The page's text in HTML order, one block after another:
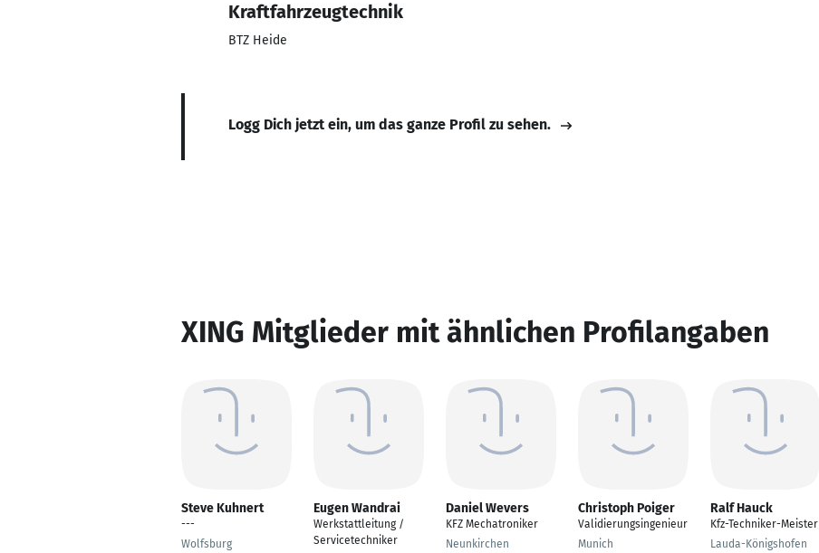
Kraftfahrzeugtechnik
BTZ Heide
Logg Dich jetzt ein, um das ganze Profil zu sehen.
XING Mitglieder mit ähnlichen Profilangaben
Steve Kuhnert
---
Wolfsburg
Eugen Wandrai
Werkstattleitung /
Servicetechniker
Daniel Wevers
KFZ Mechatroniker
Neunkirchen
Christoph Poiger
Validierungsingenieur
Munich
Ralf Hauck
Kfz-Techniker-Meister
Lauda-Königshofen